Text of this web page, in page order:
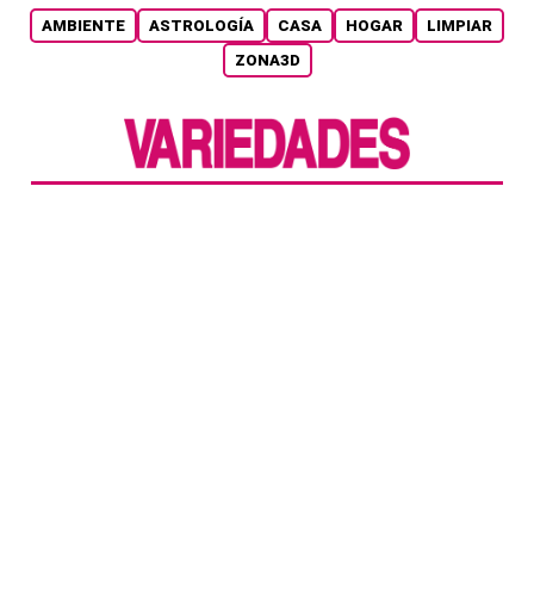
AMBIENTE ASTROLOGÍA CASA HOGAR
LIMPIAR
ZONA3D